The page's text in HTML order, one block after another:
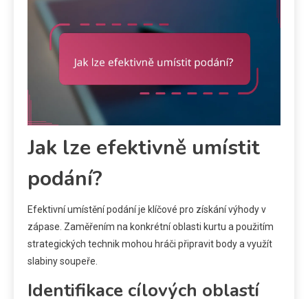
Jak lze efektivně umístit
podání?
Efektivní umístění podání je klíčové pro získání výhody v
zápase. Zaměřením na konkrétní oblasti kurtu a použitím
strategických technik mohou hráči připravit body a využít
slabiny soupeře.
Identifikace cílových oblastí